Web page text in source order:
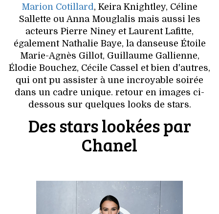
Marion Cotillard , Keira Knightley, Céline
Sallette ou Anna Mouglalis mais aussi les
acteurs Pierre Niney et Laurent Lafitte,
également Nathalie Baye, la danseuse Étoile
Marie-Agnès Gillot, Guillaume Gallienne,
Élodie Bouchez, Cécile Cassel et bien d'autres,
qui ont pu assister à une incroyable soirée
dans un cadre unique. retour en images ci-
dessous sur quelques looks de stars.
Des stars lookées par
Chanel